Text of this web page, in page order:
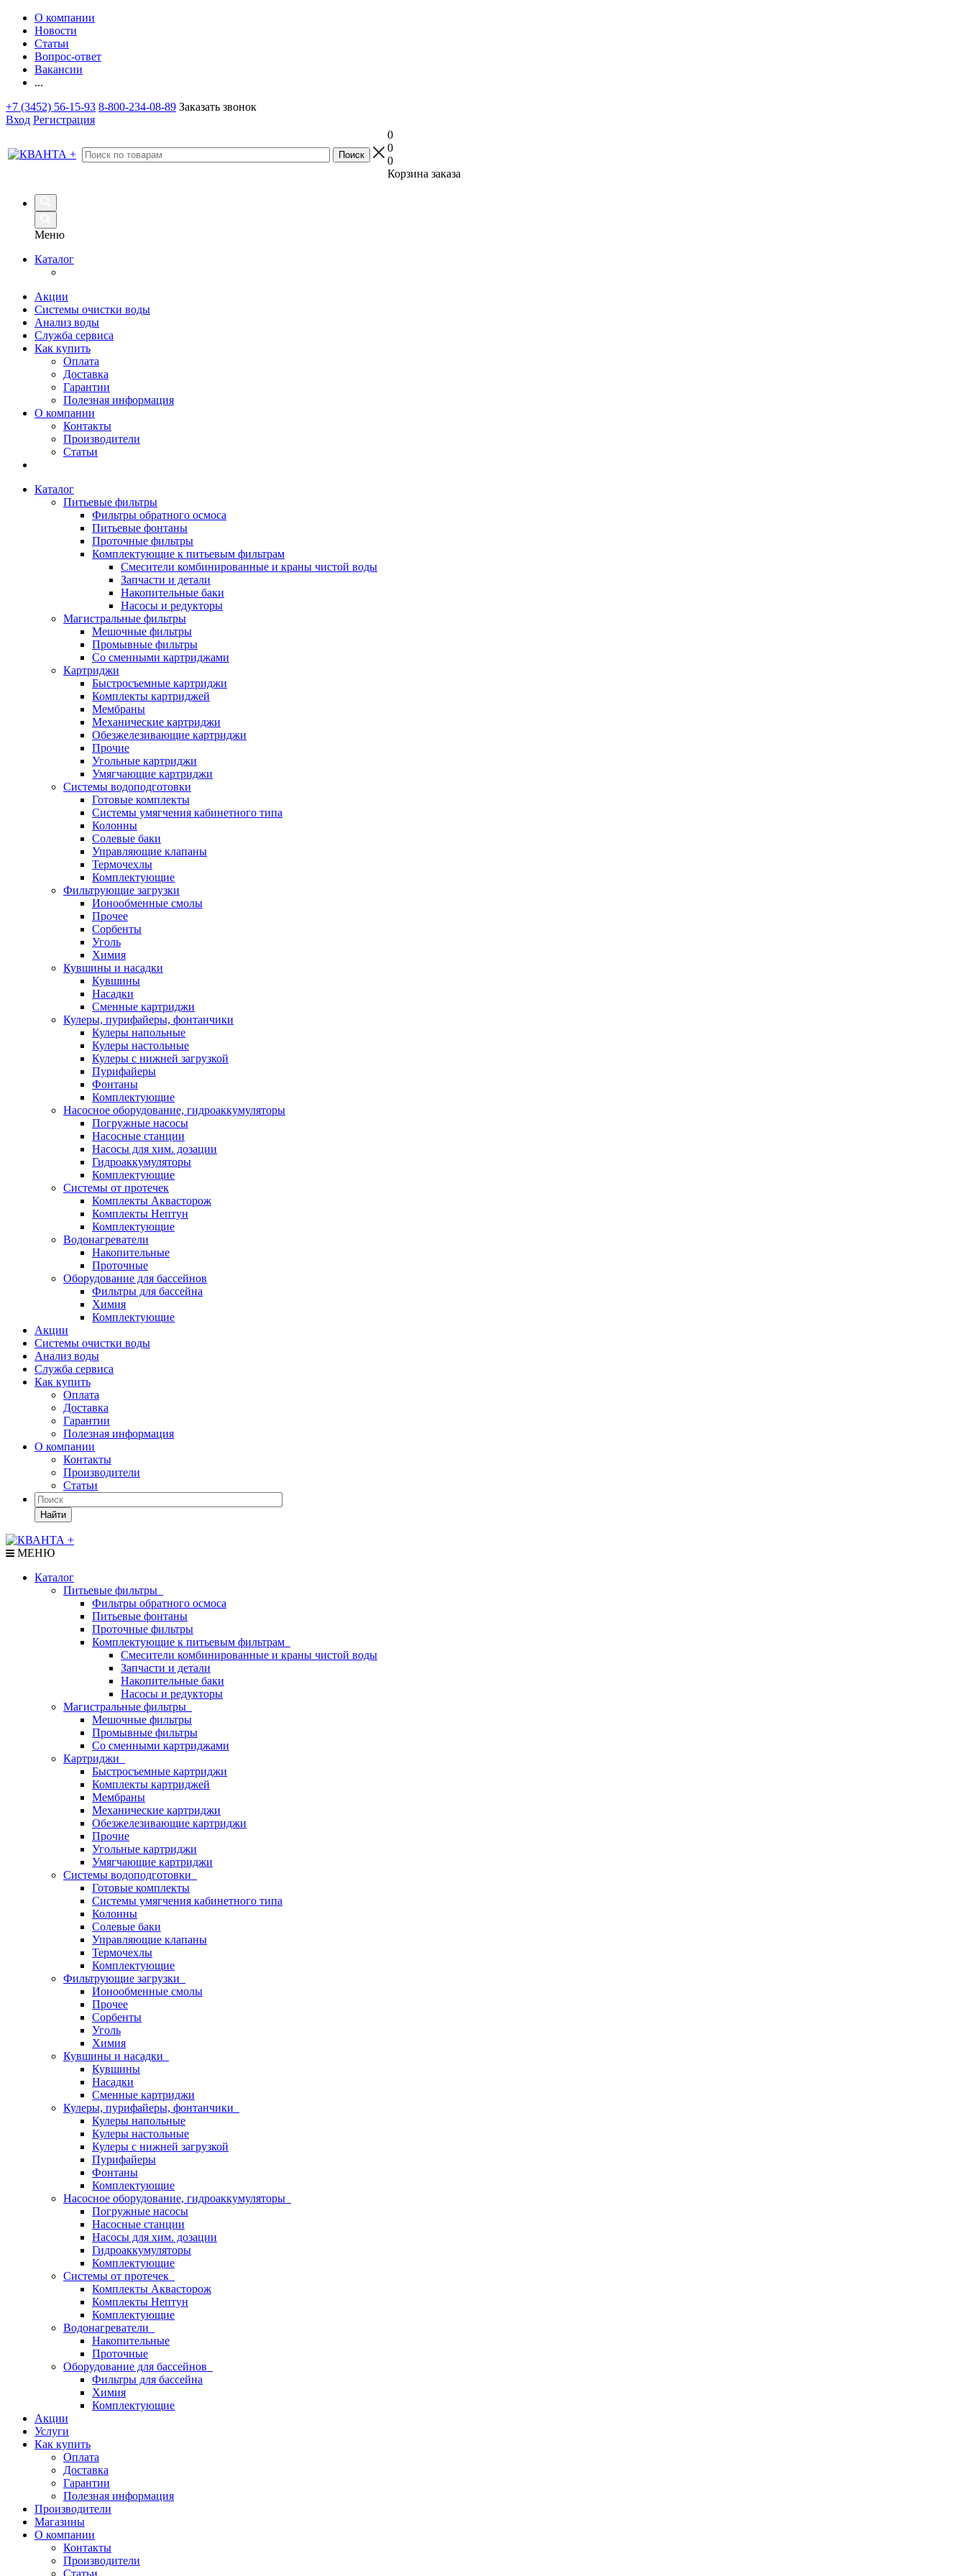
О компании
Новости
Статьи
Вопрос-ответ
Вакансии
...
+7 (3452) 56-15-93 8-800-234-08-89 Заказать звонок
Вход Регистрация
0
0
0
Корзина заказа
Меню
Каталог
Акции
Системы очистки воды
Анализ воды
Служба сервиса
Как купить
Оплата
Доставка
Гарантии
Полезная информация
О компании
Контакты
Производители
Статьи
Каталог
Питьевые фильтры
Фильтры обратного осмоса
Питьевые фонтаны
Проточные фильтры
Комплектующие к питьевым фильтрам
Смесители комбинированные и краны чистой воды
Запчасти и детали
Накопительные баки
Насосы и редукторы
Магистральные фильтры
Мешочные фильтры
Промывные фильтры
Со сменными картриджами
Картриджи
Быстросъемные картриджи
Комплекты картриджей
Мембраны
Механические картриджи
Обезжелезивающие картриджи
Прочие
Угольные картриджи
Умягчающие картриджи
Системы водоподготовки
Готовые комплекты
Системы умягчения кабинетного типа
Колонны
Солевые баки
Управляющие клапаны
Термочехлы
Комплектующие
Фильтрующие загрузки
Ионообменные смолы
Прочее
Сорбенты
Уголь
Химия
Кувшины и насадки
Кувшины
Насадки
Сменные картриджи
Кулеры, пурифайеры, фонтанчики
Кулеры напольные
Кулеры настольные
Кулеры с нижней загрузкой
Пурифайеры
Фонтаны
Комплектующие
Насосное оборудование, гидроаккумуляторы
Погружные насосы
Насосные станции
Насосы для хим. дозации
Гидроаккумуляторы
Комплектующие
Системы от протечек
Комплекты Аквасторож
Комплекты Нептун
Комплектующие
Водонагреватели
Накопительные
Проточные
Оборудование для бассейнов
Фильтры для бассейна
Химия
Комплектующие
Акции
Системы очистки воды
Анализ воды
Служба сервиса
Как купить
Оплата
Доставка
Гарантии
Полезная информация
О компании
Контакты
Производители
Статьи
Найти
МЕНЮ
Каталог
Питьевые фильтры
Фильтры обратного осмоса
Питьевые фонтаны
Проточные фильтры
Комплектующие к питьевым фильтрам
Смесители комбинированные и краны чистой воды
Запчасти и детали
Накопительные баки
Насосы и редукторы
Магистральные фильтры
Мешочные фильтры
Промывные фильтры
Со сменными картриджами
Картриджи
Быстросъемные картриджи
Комплекты картриджей
Мембраны
Механические картриджи
Обезжелезивающие картриджи
Прочие
Угольные картриджи
Умягчающие картриджи
Системы водоподготовки
Готовые комплекты
Системы умягчения кабинетного типа
Колонны
Солевые баки
Управляющие клапаны
Термочехлы
Комплектующие
Фильтрующие загрузки
Ионообменные смолы
Прочее
Сорбенты
Уголь
Химия
Кувшины и насадки
Кувшины
Насадки
Сменные картриджи
Кулеры, пурифайеры, фонтанчики
Кулеры напольные
Кулеры настольные
Кулеры с нижней загрузкой
Пурифайеры
Фонтаны
Комплектующие
Насосное оборудование, гидроаккумуляторы
Погружные насосы
Насосные станции
Насосы для хим. дозации
Гидроаккумуляторы
Комплектующие
Системы от протечек
Комплекты Аквасторож
Комплекты Нептун
Комплектующие
Водонагреватели
Накопительные
Проточные
Оборудование для бассейнов
Фильтры для бассейна
Химия
Комплектующие
Акции
Услуги
Как купить
Оплата
Доставка
Гарантии
Полезная информация
Производители
Магазины
О компании
Контакты
Производители
Статьи